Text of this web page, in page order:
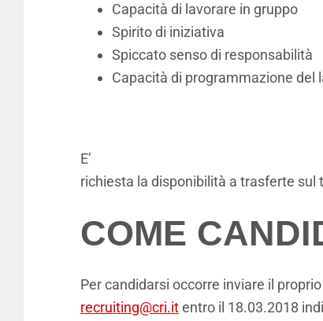
Capacità di lavorare in gruppo
Spirito di iniziativa
Spiccato senso di responsabilità
Capacità di programmazione del
E’
richiesta la disponibilità a trasferte sul
COME
Per candidarsi occorre inviare il
recruiting@cri.itentro il 18.03.2018